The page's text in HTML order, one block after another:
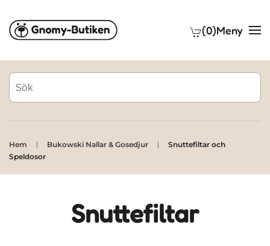
Skip to main content (0)Meny
Hem Bukowski Nallar & Gosedjur
Snuttefiltar och
Speldosor
Snuttefiltar